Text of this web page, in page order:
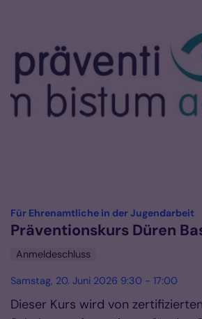
Für Ehrenamtliche in der Jugendarbeit:
Präventionskurs Düren
Anmeldeschluss
Samstag, 20. Juni 2026 9:30 - 17:00
Dieser Kurs wird von zertifizierten